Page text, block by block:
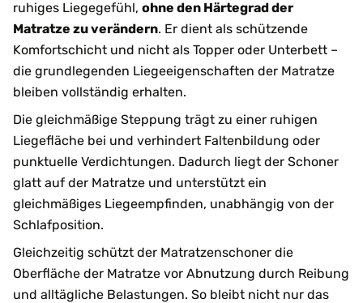
ruhiges Liegegefühl, ohne den Härtegrad der
Matratze zu verändern. Er dient als schützende
Komfortschicht und nicht als Topper oder Unterbett –
die grundlegenden Liegeeigenschaften der Matratze
bleiben vollständig erhalten.
Die gleichmäßige Steppung trägt zu einer ruhigen
Liegefläche bei und verhindert Faltenbildung oder
punktuelle Verdichtungen. Dadurch liegt der Schoner
glatt auf der Matratze und unterstützt ein
gleichmäßiges Liegeempfinden, unabhängig von der
Schlafposition.
Gleichzeitig schützt der Matratzenschoner die
Oberfläche der Matratze vor Abnutzung durch Reibung
und alltägliche Belastungen. So bleibt nicht nur das